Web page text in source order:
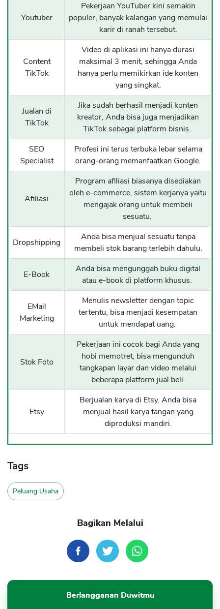
Youtuber
Pekerjaan YouTuber kini semakin
populer, banyak kalangan yang memulai
karir di ranah tersebut.
Content
TikTok
Video di aplikasi ini hanya durasi
maksimal 3 menit, sehingga Anda
hanya perlu memikirkan ide konten
yang singkat.
Jualan di
TikTok
Jika sudah berhasil menjadi konten
kreator, Anda bisa juga menjadikan
TikTok sebagai platform bisnis.
SEO
Specialist
Profesi ini terus terbuka lebar selama
orang-orang memanfaatkan Google.
Afiliasi
Program afiliasi biasanya disediakan
oleh e-commerce, sistem kerjanya yaitu
mengajak orang untuk membeli
sesuatu.
Dropshipping
Anda bisa menjual sesuatu tanpa
membeli stok barang terlebih dahulu.
E-Book
Anda bisa mengunggah buku digital
atau e-book di platform khusus.
EMail
Marketing
Menulis newsletter dengan topic
tertentu, bisa menjadi kesempatan
untuk mendapat uang.
Stok Foto
Pekerjaan ini cocok bagi Anda yang
hobi memotret, bisa mengunduh
tangkapan layar dan video melalui
beberapa platform jual beli.
Etsy
Berjualan karya di Etsy. Anda bisa
menjual hasil karya tangan yang
diproduksi mandiri.
Tags
Peluang Usaha
Bagikan Melalui
Berlangganan Duwitmu